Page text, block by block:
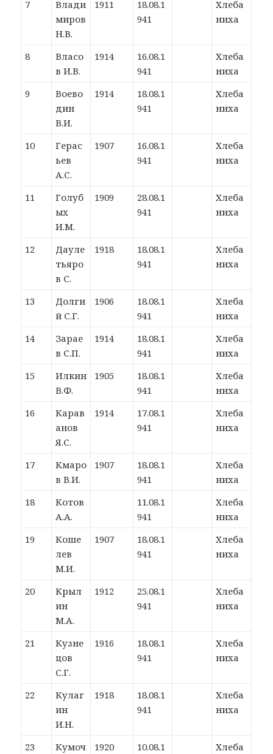
7
Влади
миров
Н.В.
1911
18.08.1
941
Хлеба
ниха
8
Власо
в И.В.
1914
16.08.1
941
Хлеба
ниха
9
Воево
дин
В.И.
1914
18.08.1
941
Хлеба
ниха
10
Герас
ьев
А.С.
1907
16.08.1
941
Хлеба
ниха
11
Голуб
ых
И.М.
1909
28.08.1
941
Хлеба
ниха
12
Дауле
тьяро
в С.
1918
18.08.1
941
Хлеба
ниха
13
Долги
й С.Г.
1906
18.08.1
941
Хлеба
ниха
14
Зарае
в С.П.
1914
18.08.1
941
Хлеба
ниха
15
Илкин
В.Ф.
1905
18.08.1
941
Хлеба
ниха
16
Карав
анов
Я.С.
1914
17.08.1
941
Хлеба
ниха
17
Кмаро
в В.И.
1907
18.08.1
941
Хлеба
ниха
18
Котов
А.А.
11.08.1
941
Хлеба
ниха
19
Коше
лев
М.И.
1907
18.08.1
941
Хлеба
ниха
20
Крыл
ин
М.А.
1912
25.08.1
941
Хлеба
ниха
21
Кузне
цов
С.Г.
1916
18.08.1
941
Хлеба
ниха
22
Кулаг
ин
И.Н.
1918
18.08.1
941
Хлеба
ниха
23
Кумоч
1920
10.08.1
Хлеба